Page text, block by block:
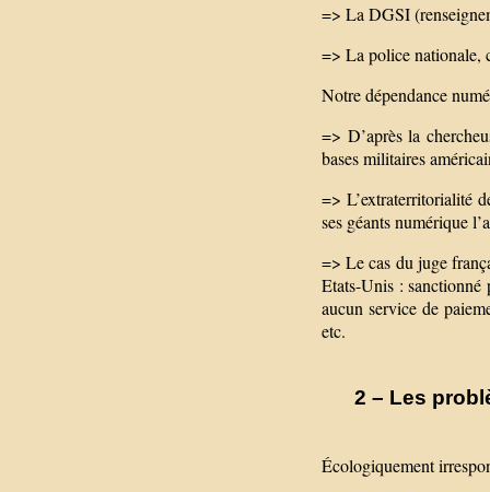
=> La DGSI
=> La police nationale,
Notre dépendance
=> D’après la
bases militaires
=> L’extraterritorialité
ses géants numérique
=> Le cas du juge
Etats-Unis : sanctionné
aucun service de
etc.
2 – Les
Écologiquement